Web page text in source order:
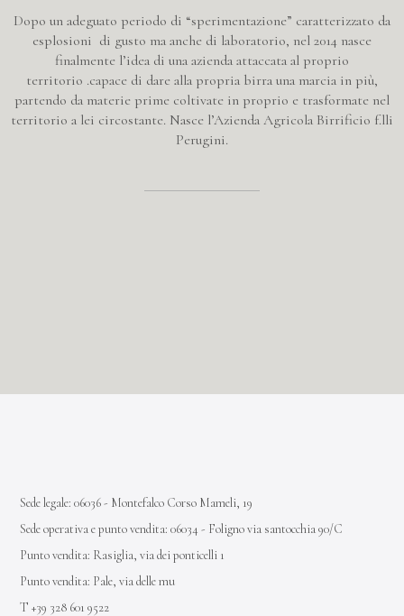
Dopo un adeguato periodo di “sperimentazione” caratterizzato da
esplosioni di gusto ma anche di laboratorio, nel 2014 nasce
finalmente l’idea di una azienda attaccata al proprio
territorio .capace di dare alla propria birra una marcia in più,
partendo da materie prime coltivate in proprio e trasformate nel
territorio a lei circostante. Nasce l’Azienda Agricola Birrificio f.lli
Perugini.
Sede legale: 06036 - Montefalco Corso Mameli, 19
Sede operativa e punto vendita: 06034 - Foligno via santocchia 90/C
Punto vendita: Rasiglia, via dei ponticelli 1
Punto vendita: Pale, via delle mu
T +39 328 601 9522